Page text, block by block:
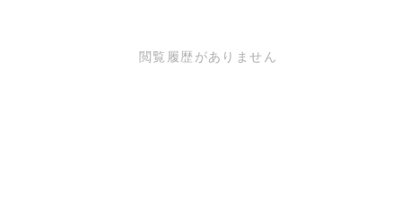
閲覧履歴がありません